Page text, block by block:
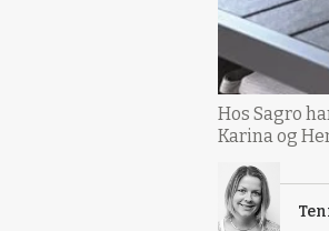
Hos Sagro
Karina og